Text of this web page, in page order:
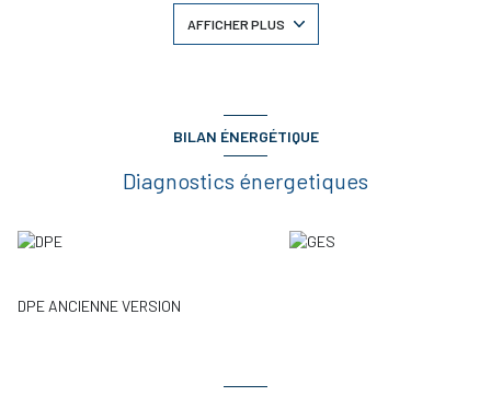
placard, d'une suite parentale avoisinant les 21 m² avec sa salle
d'eau privative, d'une salle de bains et de deux toilettes.~Dans le
famille.~DPE: C- PRIX DE VENTE 282 000,00 ? dont 3,68 %TTC
d'honoraires charge acquéreur.
AFFICHER PLUS
BILAN ÉNERGÉTIQUE
Diagnostics énergetiques
DPE ANCIENNE VERSION